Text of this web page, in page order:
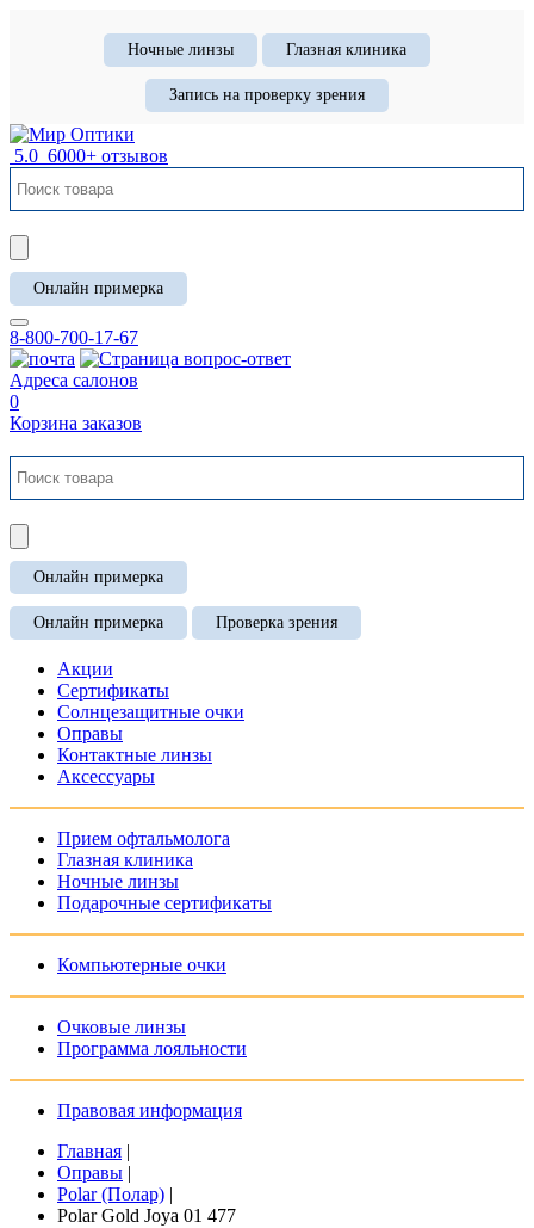
Ночные линзы Глазная клиника
Запись на проверку зрения
5.0 6000+ отзывов
Онлайн примерка
8-800-700-17-67
Адреса салонов
0
Корзина заказов
Онлайн примерка
Онлайн примерка Проверка зрения
Акции
Сертификаты
Солнцезащитные очки
Оправы
Контактные линзы
Аксессуары
Прием офтальмолога
Глазная клиника
Ночные линзы
Подарочные сертификаты
Компьютерные очки
Очковые линзы
Программа лояльности
Правовая информация
Главная |
Оправы |
Polar (Полар) |
Polar Gold Joya 01 477